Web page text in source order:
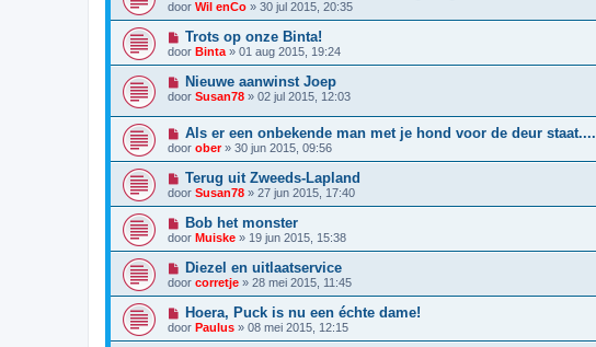
door Wil enCo » 30 jul 2015, 20:35
Trots op onze Binta!
door Binta » 01 aug 2015, 19:24
Nieuwe aanwinst Joep
door Susan78 » 02 jul 2015, 12:03
Als er een onbekende man met je hond voor de deur staat....
door ober» 30 jun 2015, 09:56
Terug uit Zweeds-Lapland
door Susan78 » 27 jun 2015, 17:40
Bob het monster
door Muiske » 19 jun 2015, 15:38
Diezel en uitlaatservice
door corretje » 28 mei 2015, 11:45
Hoera, Puck is nu een échte dame!
door Paulus » 08 mei 2015, 12:15